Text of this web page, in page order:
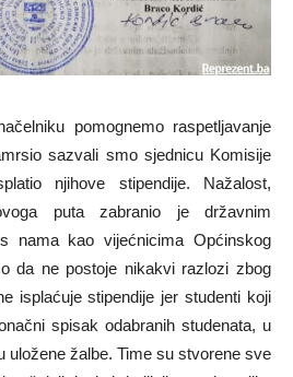
pomognemo raspetljavanje
sazvali smo sjednicu Komisije
njihove stipendije. Nažalost,
puta zabranio je državnim
nama kao vijećnicima Općinskog
da ne postoje nikakvi razlozi zbog
isplaćuje stipendije jer studenti koji
spisak odabranih studenata, u
uložene žalbe. Time su stvorene sve